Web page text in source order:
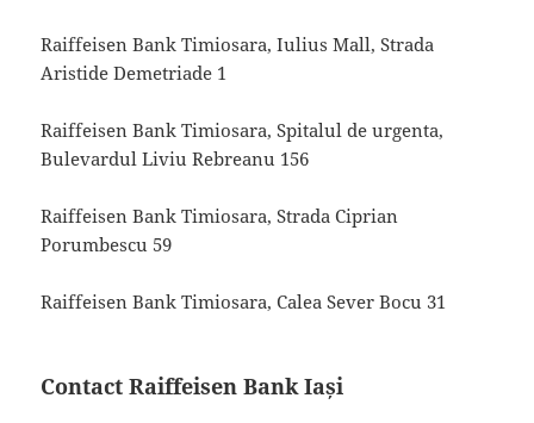
Raiffeisen Bank Timiosara, Iulius Mall, Strada
Aristide Demetriade 1
Raiffeisen Bank Timiosara, Spitalul de urgenta,
Bulevardul Liviu Rebreanu 156
Raiffeisen Bank Timiosara, Strada Ciprian
Porumbescu 59
Raiffeisen Bank Timiosara, Calea Sever Bocu 31
Contact Raiffeisen Bank Iași